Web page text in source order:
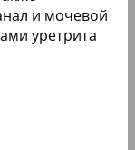
и мочевой
уретрита